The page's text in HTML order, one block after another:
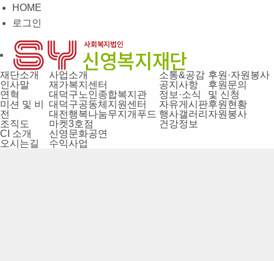
HOME
로그인
재단소개
인사말
연혁
미션 및 비
전
조직도
CI 소개
오시는길
사업소개
재가복지센터
대덕구노인종합복지관
대덕구공동체지원센터
대전행복나눔무지개푸드
마켓3호점
신영문화공연
수익사업
소통&공감
공지사항
정보·소식
자유게시판
행사갤러리
건강정보
후원·자원봉사
후원문의
및 신청
후원현황
자원봉사